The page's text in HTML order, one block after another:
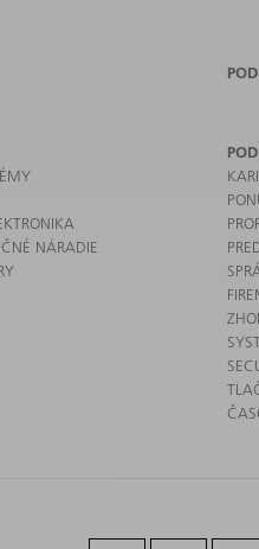
NÁRADIE